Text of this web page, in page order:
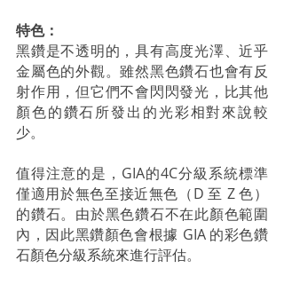
特色：
黑鑽是不透明的，具有高度光澤、近乎
金屬色的外觀。雖然黑色鑽石也會有反
射作用，但它們不會閃閃發光，比其他
顏色的鑽石所發出的光彩相對來說較
少。
值得注意的是，GIA的4C分級系統標準
僅適用於無色至接近無色（D 至 Z 色）
的鑽石。由於黑色鑽石不在此顏色範圍
內，因此黑鑽顏色會根據 GIA 的彩色鑽
石顏色分級系統來進行評估。